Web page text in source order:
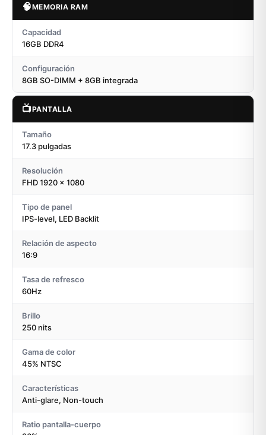
🧠MEMORIA RAM
Capacidad
16GB DDR4
Configuración
8GB SO-DIMM + 8GB integrada
📺PANTALLA
Tamaño
17.3 pulgadas
Resolución
FHD 1920 x 1080
Tipo de panel
IPS-level, LED Backlit
Relación de aspecto
16:9
Tasa de refresco
60Hz
Brillo
250 nits
Gama de color
45% NTSC
Características
Anti-glare, Non-touch
Ratio pantalla-cuerpo